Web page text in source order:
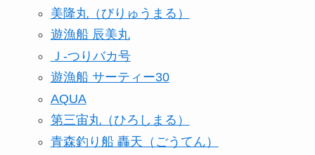
美隆丸（びりゅうまる）
遊漁船 辰美丸
Ｊ-つりバカ号
遊漁船 サーティー30
AQUA
第三宙丸（ひろしまる）
青森釣り船 轟天（ごうてん）